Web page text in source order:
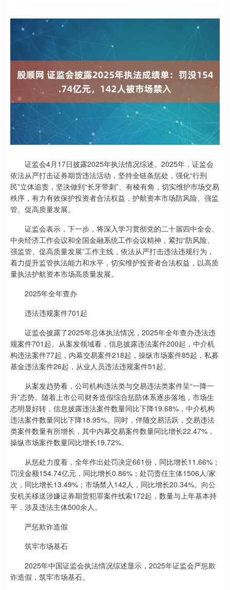
证监会4月17日披露2025年执法情况综述。2025年，证监会
依法从严打击证券期货违法活动，坚持全链条惩处，强化“行刑
民”立体追责，坚决做到“长牙带刺”、有棱有角，切实维护市场交易
秩序，有力有效保护投资者合法权益，护航资本市场防风险、强监
管、促高质量发展。
证监会表示，下一步，将深入学习贯彻党的二十届四中全会、
中央经济工作会议和全国金融系统工作会议精神，紧扣“防风险、
强监管、促高质量发展”工作主线，依法从严打击违法违规行为，
着力提升监管执法能力和水平，切实维护投资者合法权益，以高质
量执法护航资本市场高质量发展。
2025年全年查办
违法违规案件701起
证监会披露了2025年总体执法情况，2025年全年查办违法违
规案件701起。从案发领域看，信息披露违法案件200起，中介机
构违法案件77起，内幕交易案件218起，操纵市场案件85起，私募
基金违法案件26起，从业人员违法违规案件51起。
从案发趋势看，公司机构违法类与交易违法类案件呈“一降一
升”态势。随着上市公司财务造假综合惩防体系逐步落地，市场生
态明显好转，信息披露违法案件数量同比下降19.68%，中介机构
违法案件数量同比下降18.95%。同时，伴随交易活跃，交易违法
类案件数量有所增长，其中内幕交易案件数量同比增长22.47%，
操纵市场案件数量同比增长19.72%。
从惩处力度看，全年作出处罚决定661份，同比增长11.66%；
罚没金额154.74亿元，同比增长0.86%；处罚责任主体1506人/家
次，同比增长13.49%；市场禁入142人，同比增长20.34%。向公
安机关移送涉嫌证券期货犯罪案件线索172起，数量与上年基本持
平，涉及违法主体500余人。
严惩欺诈造假
筑牢市场基石
2025年中国证监会执法情况综述显示，2025年证监会严惩欺
诈造假，筑牢市场基石。